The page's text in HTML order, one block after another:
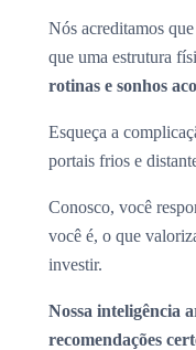
Nós acreditamos
que uma estrutura
rotinas e sonhos
Esqueça a
portais frios e
Conosco, você
você é, o que
investir.
Nossa inteligência
recomendações